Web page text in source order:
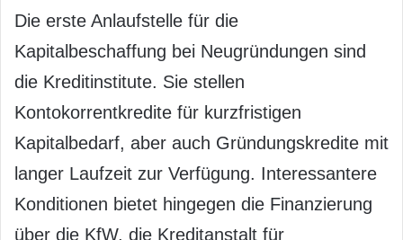
Die erste Anlaufstelle für die
Kapitalbeschaffung bei Neugründungen sind
die Kreditinstitute. Sie stellen
Kontokorrentkredite für kurzfristigen
Kapitalbedarf, aber auch Gründungskredite mit
langer Laufzeit zur Verfügung. Interessantere
Konditionen bietet hingegen die Finanzierung
über die KfW, die Kreditanstalt für